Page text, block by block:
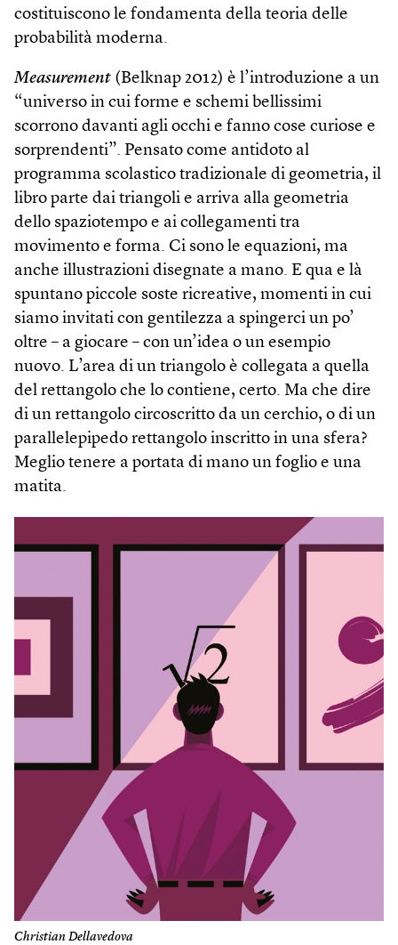
costituiscono le fondamenta della teoria delle
probabilità moderna.
Measurement (Belknap 2012) è l’introduzione a un
“universo in cui forme e schemi bellissimi
scorrono davanti agli occhi e fanno cose curiose e
sorprendenti”. Pensato come antidoto al
programma scolastico tradizionale di geometria, il
libro parte dai triangoli e arriva alla geometria
dello spaziotempo e ai collegamenti tra
movimento e forma. Ci sono le equazioni, ma
anche illustrazioni disegnate a mano. E qua e là
spuntano piccole soste ricreative, momenti in cui
siamo invitati con gentilezza a spingerci un po’
oltre – a giocare – con un’idea o un esempio
nuovo. L’area di un triangolo è collegata a quella
del rettangolo che lo contiene, certo. Ma che dire
di un rettangolo circoscritto da un cerchio, o di un
parallelepipedo rettangolo inscritto in una sfera?
Meglio tenere a portata di mano un foglio e una
matita.
Christian Dellavedova